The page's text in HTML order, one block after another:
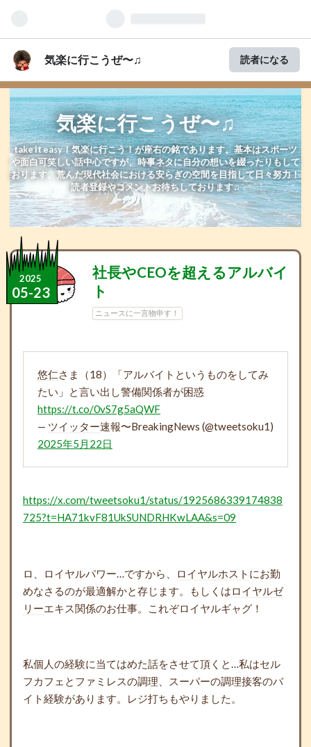
気楽に行こうぜ〜♫ 読者になる
気楽に行こうぜ〜♫
take it easy！気楽に行こう！が座右の銘であります。基本はスポーツ
や面白可笑しい話中心ですが、時事ネタに自分の想いを綴ったりもして
おります。荒んだ現代社会における安らぎの空間を目指して日々努力！
読者登録やコメントお待ちしております♫
2025
05-23
社長やCEOを超えるアルバイ
ト
ニュースに一言物申す！
悠仁さま（18）「アルバイトというものをしてみ
たい」と言い出し警備関係者が困惑
https://t.co/0vS7g5aQWF
— ツイッター速報〜BreakingNews (@tweetsoku1)
2025年5月22日
https://x.com/tweetsoku1/status/1925686339174838
725?t=HA71kvF81UkSUNDRHKwLAA&s=09
ロ、ロイヤルパワー…ですから、 ロイヤルホスト にお勤
めなさるのが最適解かと存じます。もしくはロイヤルゼ
リーエキス関係のお仕事。これぞロイヤルギャグ！
私個人の経験に当てはめた話をさせて頂くと…私はセル
フカフェとファミレスの調理、スーパーの調理接客のバ
イト経験があります。レジ打ちもやりました。